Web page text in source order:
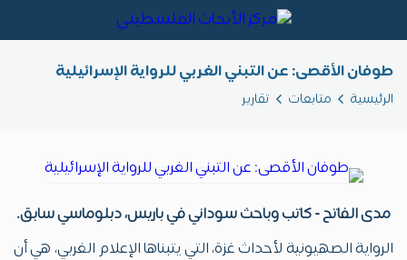
طوفان الأقصى: عن التبني الغربي للرواية الإسرائيلية
الرئيسية متابعات تقارير
مدى الفاتح - كاتب وباحث سوداني في باريس، دبلوماسي سابق.
الرواية الصهيونية لأحداث غزة، التي يتبناها الإعلام الغربي، هي أن